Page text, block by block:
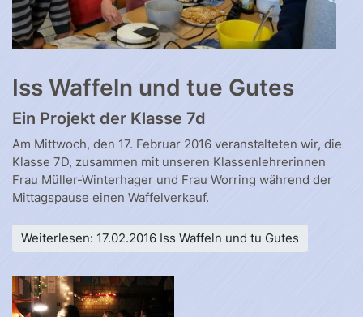
Iss Waffeln und tue Gutes
Ein Projekt der Klasse 7d
Am Mittwoch, den 17. Februar 2016 veranstalteten wir, die
Klasse 7D, zusammen mit unseren Klassenlehrerinnen
Frau Müller-Winterhager und Frau Worring während der
Mittagspause einen Waffelverkauf.
Weiterlesen: 17.02.2016 Iss Waffeln und tu Gutes